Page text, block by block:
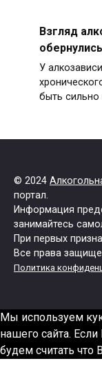
Взгляд
У
быть сильно
© 2024
портал.
Информация
занимайтесь
При первых
Все права
Политика
Мы используем
нашего сайта.
будем считать что